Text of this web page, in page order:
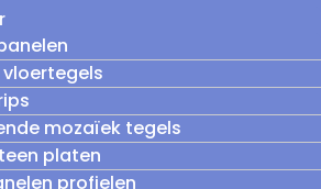
mozaïek tegels
platen
profielen